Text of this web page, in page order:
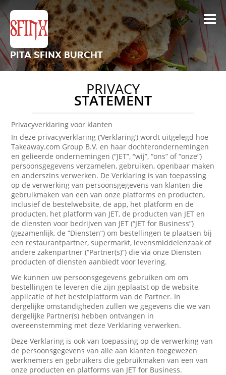
PITA SFINX BURCHT
PRIVACY
STATEMENT
Privacyverklaring voor klanten
In deze privacyverklaring (‘Verklaring’) wordt uitgelegd hoe
Takeaway.com Group B.V. en haar dochterondernemingen
en gelieerde ondernemingen (“JET”, “wij”, “ons” of “onze”)
persoonsgegevens verzamelen, gebruiken, openbaar maken
en anderszins verwerken. De Verklaring is van toepassing
op de verwerking van persoonsgegevens van klanten die
gebruikmaken van een van onze platforms en producten,
inclusief de bestelwebsite, de app, het platform en de
producten, het platform van JET, de producten van JET en
de diensten voor bedrijven van JET (“JET for Business”)
(gezamenlijk, de “Diensten”) om bestellingen te plaatsen bij
een restaurantpartner, supermarkt, levensmiddelenzaak of
andere zakenpartner (“Partner(s)”) die via onze Diensten
producten of diensten aanbiedt voor levering.
We kunnen uw persoonsgegevens gebruiken om om
bestellingen te leveren die zijn geplaatst op de website,
applicatie of het bestelplatform van de Partner. In
dergelijke omstandigheden zullen we gegevens die we van
dergelijke Partner(s) hebben ontvangen in
overeenstemming met deze Verklaring verwerken.
Deze Verklaring is ook van toepassing op de verwerking van
de persoonsgegevens van alle aan klanten toegewezen
werknemers en gebruikers die gebruikmaken van een van
onze producten en platforms van JET for Business.